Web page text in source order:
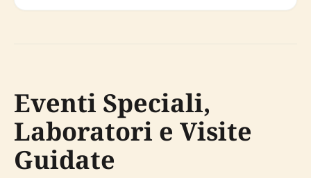
Eventi Speciali,
Laboratori e Visite
Guidate